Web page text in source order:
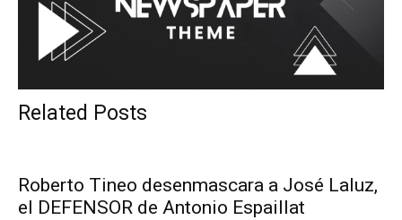
Related Posts
Roberto Tineo desenmascara a José Laluz,
el DEFENSOR de Antonio Espaillat